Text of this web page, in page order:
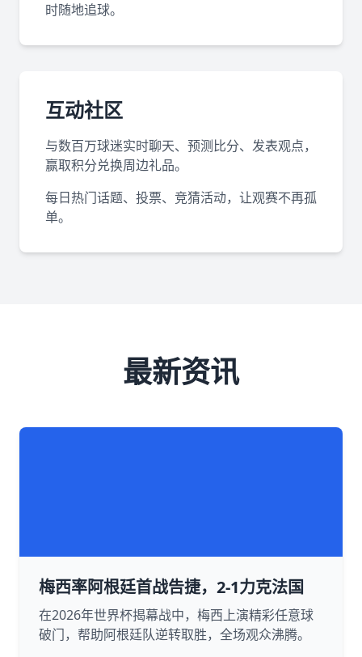
时随地追球。
互动社区
与数百万球迷实时聊天、预测比分、发表观点，
赢取积分兑换周边礼品。
每日热门话题、投票、竞猜活动，让观赛不再孤
单。
最新资讯
梅西率阿根廷首战告捷，2-1力克法国
在2026年世界杯揭幕战中，梅西上演精彩任意球
破门，帮助阿根廷队逆转取胜，全场观众沸腾。